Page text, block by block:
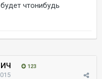
чтонибудь
123